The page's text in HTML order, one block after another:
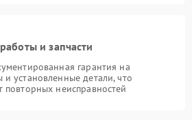
и запчасти
гарантия на
установленные детали, что
неисправностей